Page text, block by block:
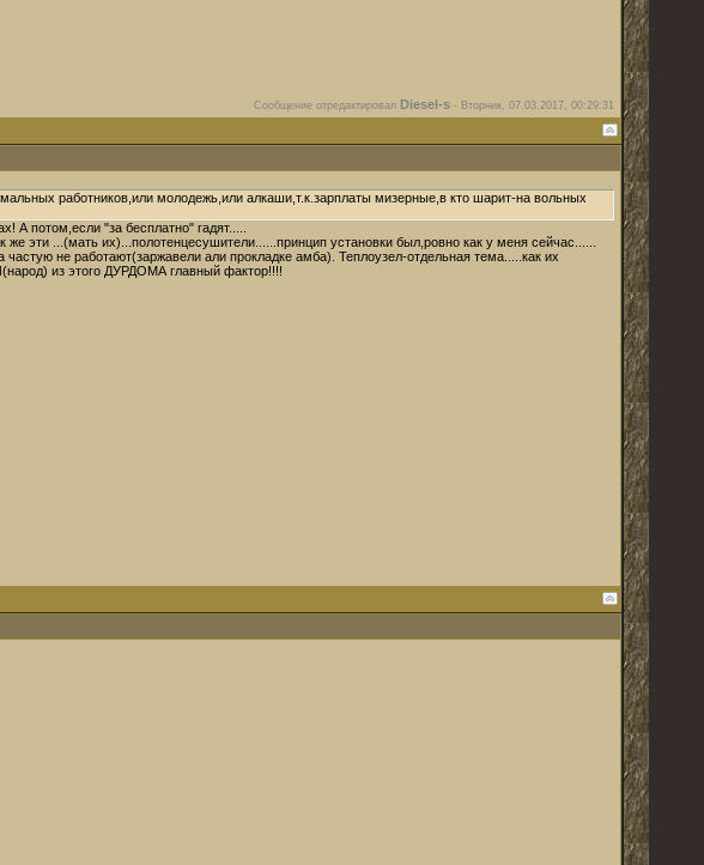
Сообщение отредактировал Diesel-s - Вторник, 07.03.2017, 00:29:31
работников,или молодежь,или алкаши,т.к.зарплаты мизерные,в кто шарит-на вольных
А потом,если "за бесплатно" гадят.....
эти ...(мать их)...полотенцесушители......принцип установки был,ровно как у меня сейчас......
не работают(заржавели али прокладке амба). Теплоузел-отдельная тема.....как их
из этого ДУРДОМА главный фактор!!!!